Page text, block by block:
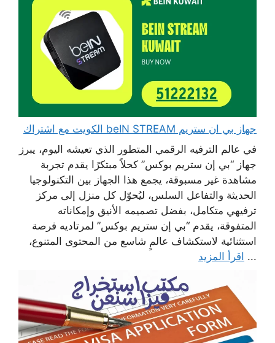
جهاز بي ان ستريم beIN STREAM الكويت مع اشتراك
في عالم الترفيه الرقمي المتطور الذي تعيشه اليوم، يبرز
جهاز “بي إن ستريم بوكس” كحلاً مبتكرًا يقدم تجربة
مشاهدة غير مسبوقة، يجمع هذا الجهاز بين التكنولوجيا
الحديثة والتفاعل السلس، ليُحوّل كل منزل إلى مركز
ترفيهي متكامل، بفضل تصميمه الأنيق وإمكاناته
المتفوقة، يقدم “بي إن ستريم بوكس” لمرتاديه فرصة
استثنائية لاستكشاف عالمٍ شاسع من المحتوى المتنوع،
... اقرأ المزيد